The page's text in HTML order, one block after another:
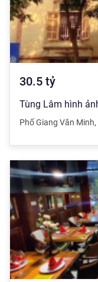
30.5 tỷ
Phố Giang Văn Minh,